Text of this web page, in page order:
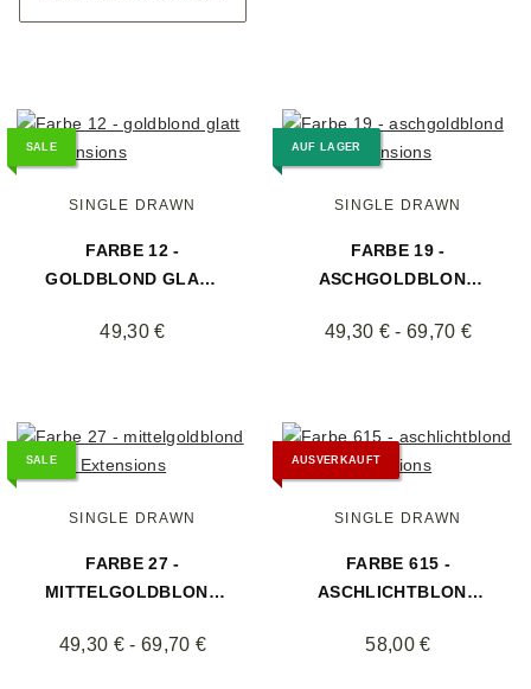
SALE
SINGLE DRAWN
FARBE 12 -
GOLDBLOND GLATT
49,30 €
AUF LAGER
SINGLE DRAWN
FARBE 19 -
ASCHGOLDBLOND
EXTENSIONS
49,30 € -69,70 €
SALE
SINGLE DRAWN
FARBE 27 -
MITTELGOLDBLOND
EXTENSIONS
49,30 € -69,70 €
AUSVERKAUFT
SINGLE DRAWN
FARBE 615 -
ASCHLICHTBLOND
EXTENSIONS
58,00 €